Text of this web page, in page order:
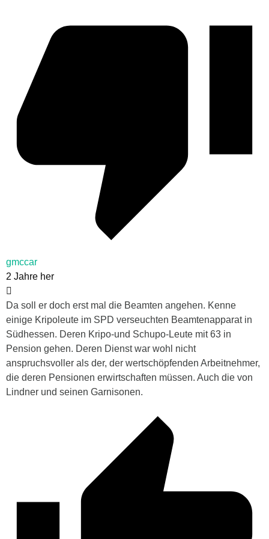
gmccar
2 Jahre her
Da soll er doch erst mal die Beamten angehen. Kenne
einige Kripoleute im SPD verseuchten Beamtenapparat in
Südhessen. Deren Kripo-und Schupo-Leute mit 63 in
Pension gehen. Deren Dienst war wohl nicht
anspruchsvoller als der, der wertschöpfenden Arbeitnehmer,
die deren Pensionen erwirtschaften müssen. Auch die von
Lindner und seinen Garnisonen.